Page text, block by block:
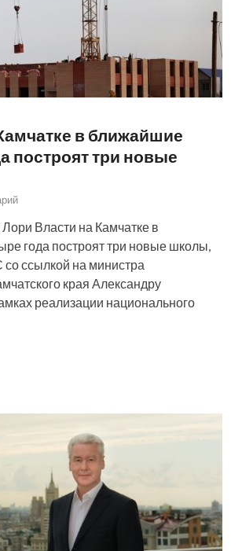
в ближайшие
построят три новые
Власти на Камчатке в
года построят три новые школы,
ссылкой на министра
края Александру
реализации национального